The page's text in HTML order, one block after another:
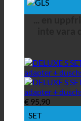
€ 95,90
SET